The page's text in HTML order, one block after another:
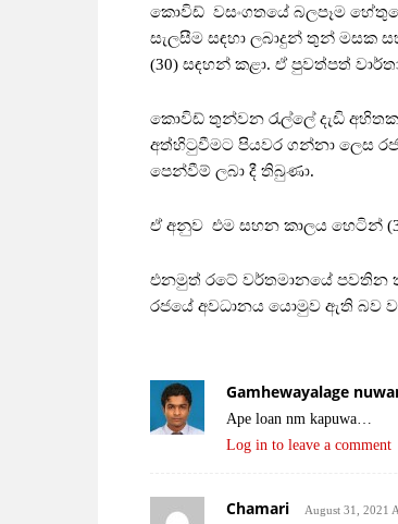
කොවිඩ් වසංගතයේ බලපෑම
සැලසීම සඳහා ලබාදුන් තුන් මසක
(30) සඳහන් කළා. ඒ පුවත්පත්
කොවිඩ් තුන්වන රැල්ලේ දැඩි
අත්හිටුවීමට පියවර ගන්නා ලෙස
පෙන්වීම් ලබා දී තිබුණා.
ඒ අනුව එම සහන කාලය හෙටින්
එනමුත් රටේ වර්තමානයේ පවතින
රජයේ අවධානය යොමුව ඇති බව
Gamhewayalage
Ape loan nm kapuwa…
Log in to leave a comment
Chamari August 31, 2021